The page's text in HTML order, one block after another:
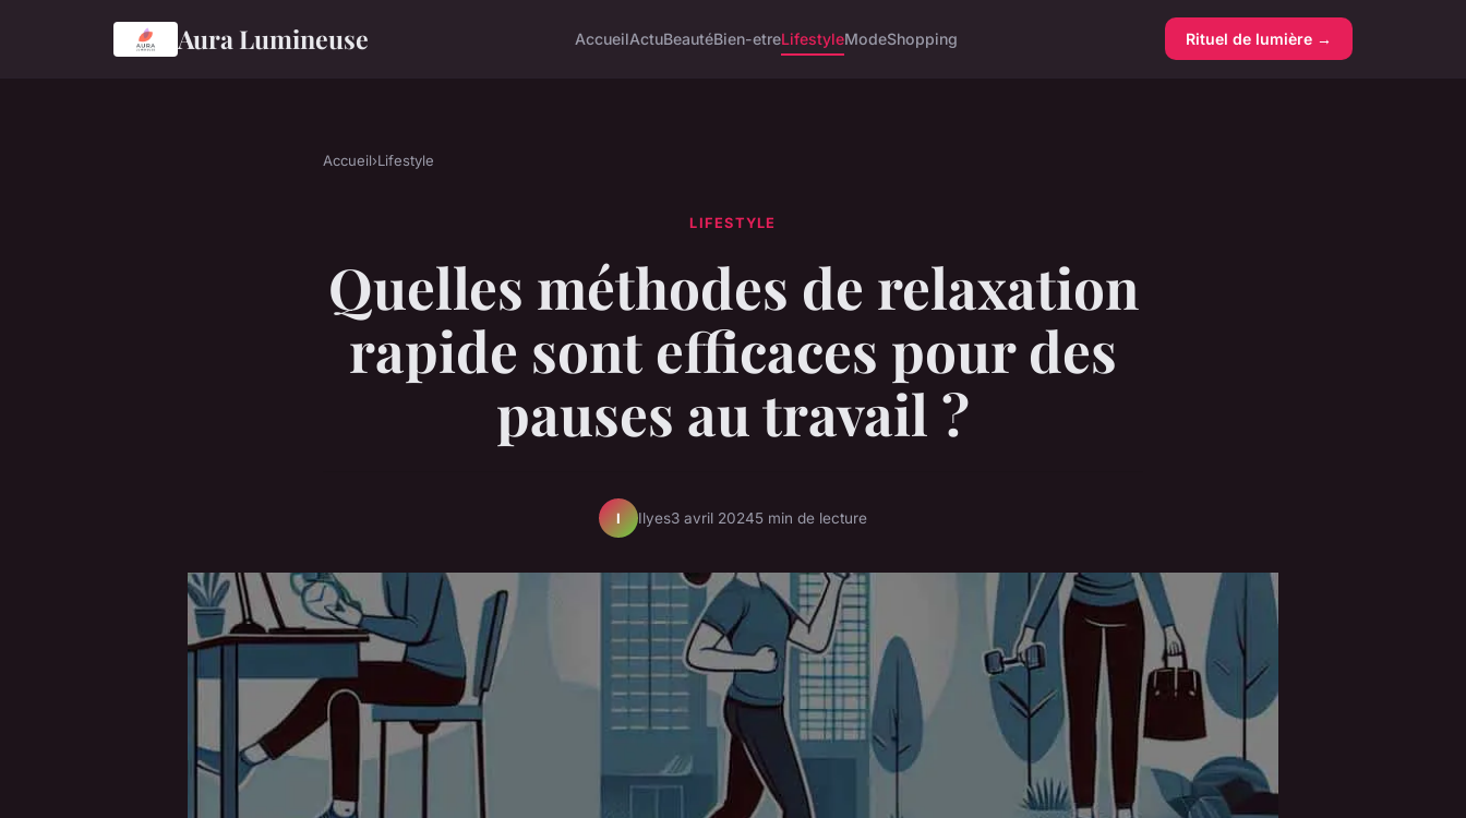
Aura Lumineuse AccueilActuBeautéBien-etreLifestyleModeShopping Rituel de lumière →
Accueil›Lifestyle
LIFESTYLE
Quelles méthodes de relaxation
rapide sont efficaces pour des
pauses au travail ?
I Ilyes3 avril 20245 min de lecture